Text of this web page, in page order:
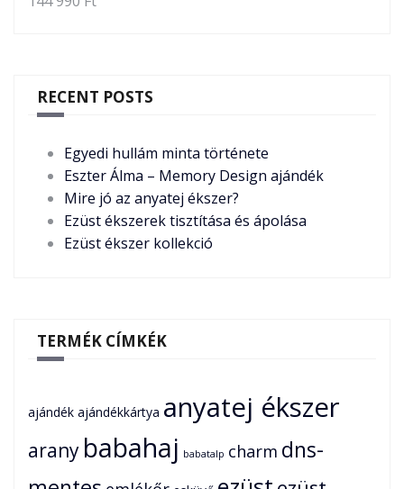
RECENT POSTS
Egyedi hullám minta története
Eszter Álma – Memory Design ajándék
Mire jó az anyatej ékszer?
Ezüst ékszerek tisztítása és ápolása
Ezüst ékszer kollekció
TERMÉK CÍMKÉK
ajándék ajándékkártya anyatej ékszer
arany babahaj babatalp charm dns-